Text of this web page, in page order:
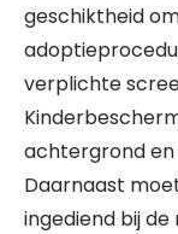
geschiktheid
verplichte
achtergrond en
Daarnaast
ingediend bij